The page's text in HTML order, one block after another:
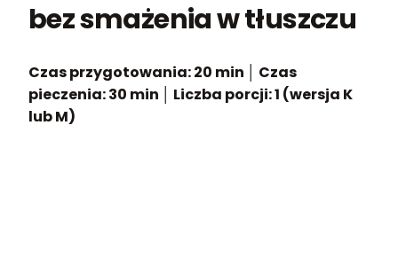
bez smażenia w tłuszczu
Czas przygotowania: 20 min
Czas
pieczenia: 30 min
Liczba porcji: 1 (wersja K
lub M)